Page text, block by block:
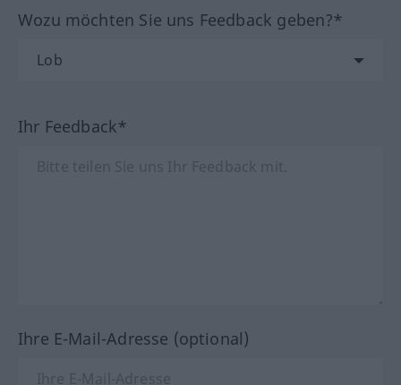
Wozu möchten Sie uns Feedback geben?*
Ihr Feedback*
Ihre E-Mail-Adresse (optional)